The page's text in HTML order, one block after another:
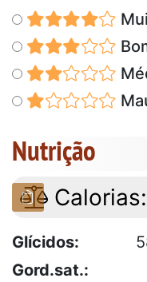
Nutrição
Calorias:
Glícidos:
Gord.sat.: